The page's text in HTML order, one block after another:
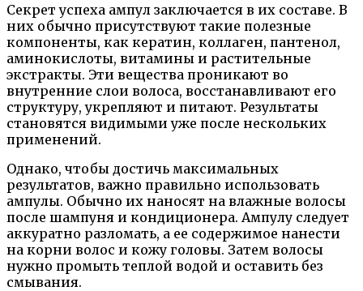
Секрет успеха ампул заключается в их составе. В
них обычно присутствуют такие полезные
компоненты, как кератин, коллаген, пантенол,
аминокислоты, витамины и растительные
экстракты. Эти вещества проникают во
внутренние слои волоса, восстанавливают его
структуру, укрепляют и питают. Результаты
становятся видимыми уже после нескольких
применений.
Однако, чтобы достичь максимальных
результатов, важно правильно использовать
ампулы. Обычно их наносят на влажные волосы
после шампуня и кондиционера. Ампулу следует
аккуратно разломать, а ее содержимое нанести
на корни волос и кожу головы. Затем волосы
нужно промыть теплой водой и оставить без
смывания.